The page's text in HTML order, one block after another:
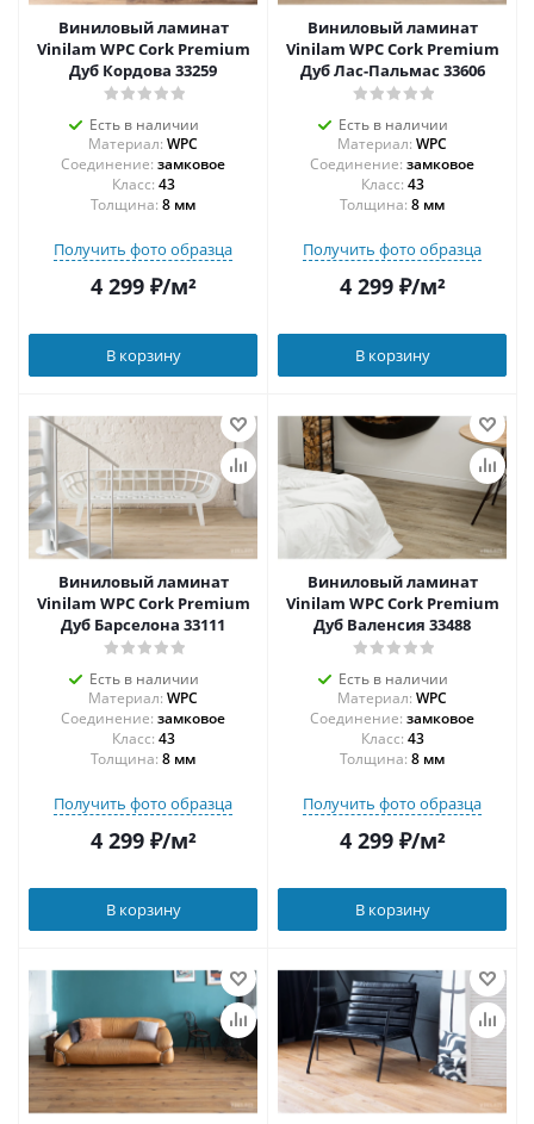
Виниловый ламинат
Vinilam WPC Cork Premium
Дуб Кордова 33259
Есть в наличии
Материал: WPC
Соединение: замковое
43
Толщина: 8 мм
Получить фото образца
4 299₽/м²
В корзину
Виниловый ламинат
Vinilam WPC Cork Premium
Дуб Лас-Пальмас 33606
Есть в наличии
Материал: WPC
Соединение: замковое
43
Толщина: 8 мм
Получить фото образца
4 299₽/м²
В корзину
Виниловый ламинат
Vinilam WPC Cork Premium
Дуб Барселона 33111
Есть в наличии
Материал: WPC
Соединение: замковое
43
Толщина: 8 мм
Получить фото образца
4 299₽/м²
В корзину
Виниловый ламинат
Vinilam WPC Cork Premium
Дуб Валенсия 33488
Есть в наличии
Материал: WPC
Соединение: замковое
43
Толщина: 8 мм
Получить фото образца
4 299₽/м²
В корзину